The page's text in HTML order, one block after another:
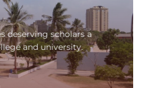
deserving scholars a
and university.